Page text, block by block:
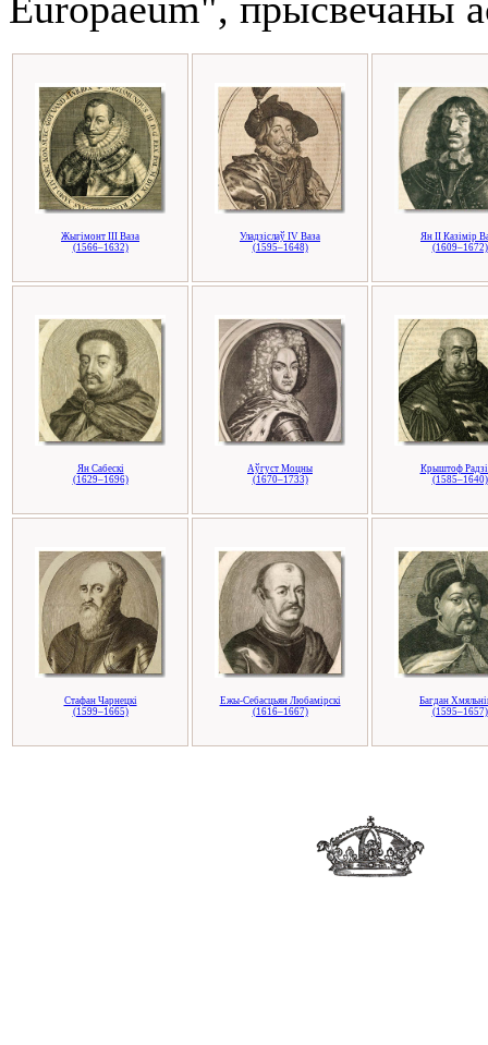
Жыгімонт ІІІ Ваза
(1566–1632)
Уладзіслаў ІV Ваза
(1595–1648)
Ян II Казімір
(1609–1672)
Ян Сабескі
(1629–1696)
Аўгуст Моцны
(1670–1733)
Крыштоф
(1585–1640)
Стафан Чарнецкі
(1599–1665)
Ежы-Себасцьян Любамірскі
(1616–1667)
Багдан
(1595–1657)